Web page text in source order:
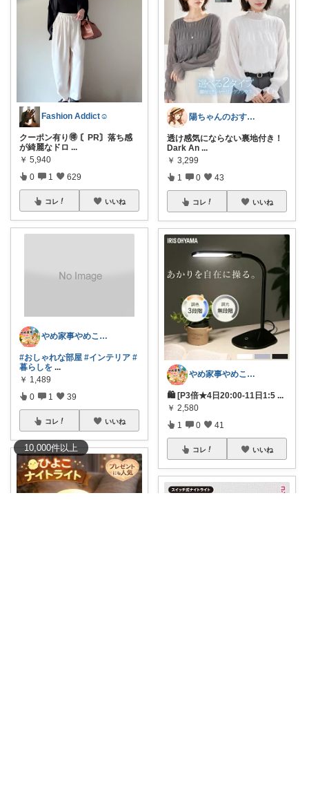
10,000件以上
Fashion Addict☺︎
クーポン有り🉐 〘PR〙落ち感
が綺麗なドロ ...
￥ 5,940
0 1 629
コレ いいね
やめ家事やめこ♡一軍インテリア
#おしゃれな部屋 #インテリア #
暮らしを ...
￥ 1,489
0 1 39
コレ いいね
陽ちゃんのおすすめROOM
透け感気にならない裏地付き！
Dark An ...
￥ 3,299
1 0 43
コレ いいね
やめ家事やめこ♡一軍インテリア
🛍 [P3倍★4日20:00-11日1:5 ...
￥ 2,580
1 0 41
コレ いいね